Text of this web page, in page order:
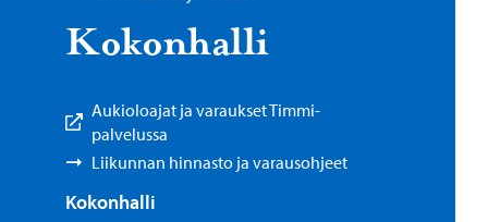
Ko­kon­hal­li
Aukioloajat ja varaukset Timmi-
palvelussa
Liikunnan hinnasto ja varausohjeet
Kokonhalli